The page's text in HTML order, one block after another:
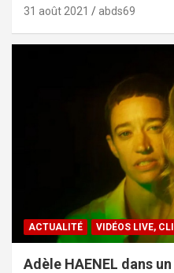
31 août 2021 abds69
ACTUALITÉ VIDÉOS LIVE,
Adèle HAENEL dans